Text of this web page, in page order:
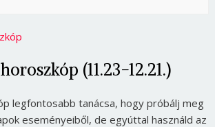
(11.23-12.21.)
legfontosabb tanácsa, hogy próbálj meg
eseményeiből, de egyúttal használd az